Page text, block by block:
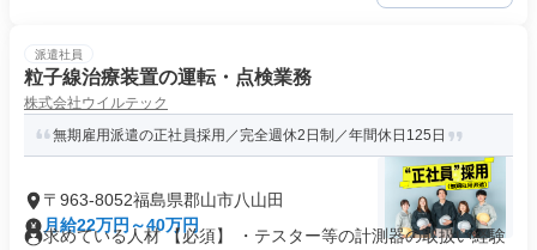
派遣社員
粒子線治療装置の運転・点検業務
株式会社ウイルテック
無期雇用派遣の正社員採用／完全週休2日制／年間休日125日
〒963-8052福島県郡山市八山田
月給22万円～40万円
求めている人材 【必須】 ・テスター等の計測器の取扱い経験